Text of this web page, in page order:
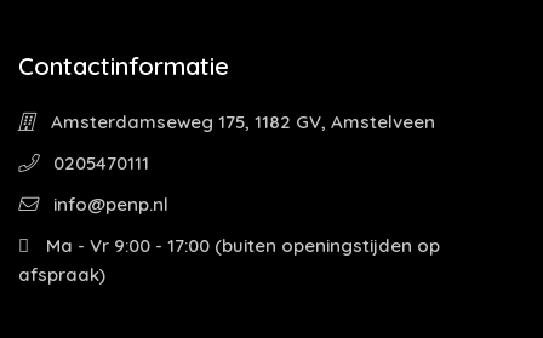
Contactinformatie
Amsterdamseweg 175, 1182 GV, Amstelveen
0205470111
info@penp.nl
Ma - Vr 9:00 - 17:00 (buiten openingstijden op
afspraak)